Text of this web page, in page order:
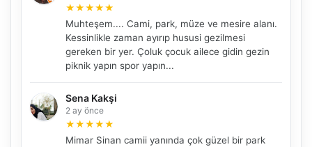
★★★★★
Muhteşem.... Cami, park, müze ve mesire alanı.
Kessinlikle zaman ayırıp hususi gezilmesi
gereken bir yer. Çoluk çocuk ailece gidin gezin
piknik yapın spor yapın...
Sena Kakşi
2 ay önce
★★★★★
Mimar Sinan camii yanında çok güzel bir park